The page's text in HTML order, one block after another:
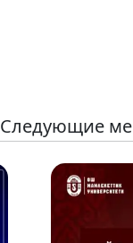
Следующие